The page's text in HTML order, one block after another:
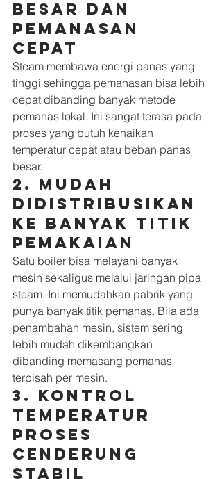
besar dan
pemanasan
cepat
Steam membawa energi panas yang
tinggi sehingga pemanasan bisa lebih
cepat dibanding banyak metode
pemanas lokal. Ini sangat terasa pada
proses yang butuh kenaikan
temperatur cepat atau beban panas
besar.
2. Mudah
didistribusikan
ke banyak titik
pemakaian
Satu boiler bisa melayani banyak
mesin sekaligus melalui jaringan pipa
steam. Ini memudahkan pabrik yang
punya banyak titik pemanas. Bila ada
penambahan mesin, sistem sering
lebih mudah dikembangkan
dibanding memasang pemanas
terpisah per mesin.
3. Kontrol
temperatur
proses
cenderung
stabil